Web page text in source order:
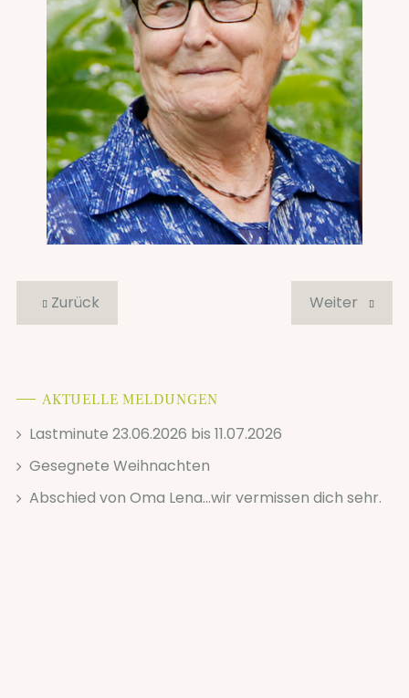
Zurück Weiter
AKTUELLE MELDUNGEN
Lastminute 23.06.2026 bis 11.07.2026
Gesegnete Weihnachten
Abschied von Oma Lena...wir vermissen dich sehr.